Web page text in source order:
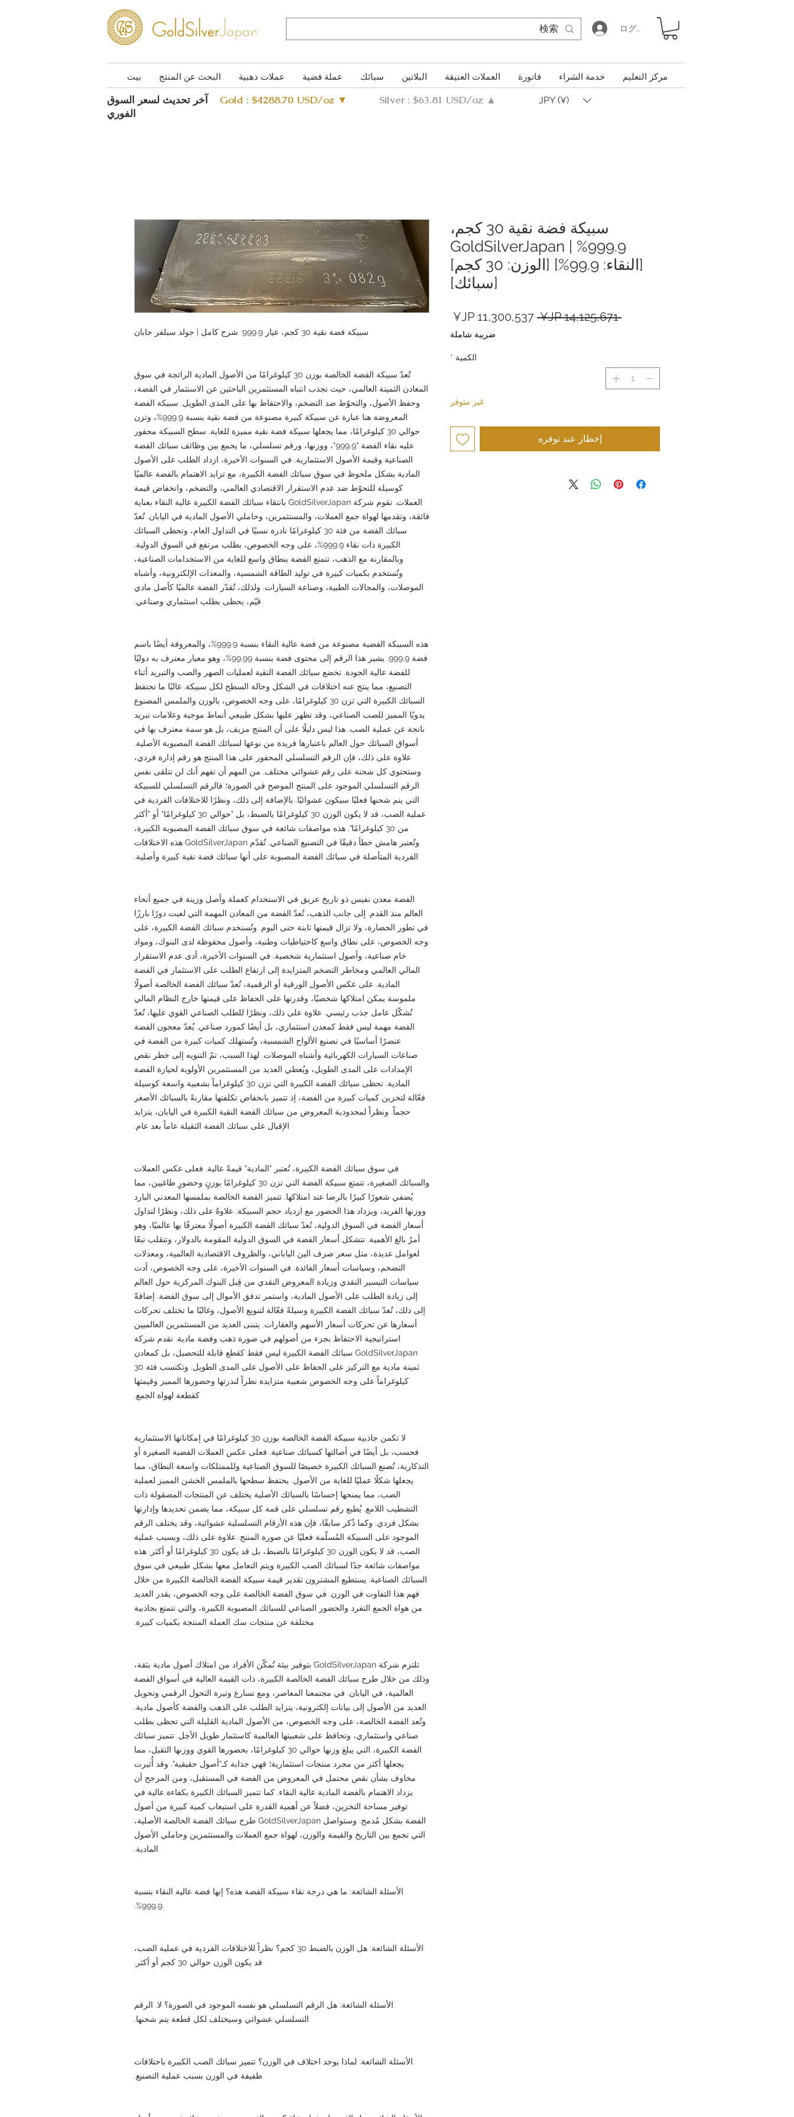
ログイン
بيت البحث عن المنتج عملات ذهبية عملة فضية سبائك البلاتين العملات العتيقة فاتورة خدمة الشراء مركز التعليم
آخر تحديث لسعر السوق
الفوري
Gold : $4288.70 USD/oz ▼ Silver : $63.81 USD/oz ▲ JPY (¥)
سبيكة فضة نقية 30 كجم، عيار 999.9: شرح كامل | جولد سيلفر جابان
تُعدّ سبيكة الفضة الخالصة بوزن 30 كيلوغرامًا من الأصول المادية الرائجة في سوق
المعادن الثمينة العالمي، حيث تجذب انتباه المستثمرين الباحثين عن الاستثمار في الفضة،
وحفظ الأصول، والتحوّط ضد التضخم، والاحتفاظ بها على المدى الطويل. سبيكة الفضة
المعروضة هنا عبارة عن سبيكة كبيرة مصنوعة من فضة نقية بنسبة 999.9%، وتزن
حوالي 30 كيلوغرامًا، مما يجعلها سبيكة فضة نقية مميزة للغاية. سطح السبيكة محفور
عليه نقاء الفضة "999.9"، ووزنها، ورقم تسلسلي، ما يجمع بين وظائف سبائك الفضة
الصناعية وقيمة الأصول الاستثمارية. في السنوات الأخيرة، ازداد الطلب على الأصول
المادية بشكل ملحوظ في سوق سبائك الفضة الكبيرة، مع تزايد الاهتمام بالفضة عالميًا
كوسيلة للتحوّط ضد عدم الاستقرار الاقتصادي العالمي، والتضخم، وانخفاض قيمة
العملات. تقوم شركة GoldSilverJapan بانتقاء سبائك الفضة الكبيرة عالية النقاء بعناية
فائقة، وتقدمها لهواة جمع العملات، والمستثمرين، وحاملي الأصول المادية في اليابان. تُعدّ
سبائك الفضة من فئة 30 كيلوغرامًا نادرة نسبيًا في التداول العام، وتحظى السبائك
الكبيرة ذات نقاء 999.9%، على وجه الخصوص، بطلب مرتفع في السوق الدولية.
وبالمقارنة مع الذهب، تتمتع الفضة بنطاق واسع للغاية من الاستخدامات الصناعية،
وتُستخدم بكميات كبيرة في توليد الطاقة الشمسية، والمعدات الإلكترونية، وأشباه
الموصلات، والمجالات الطبية، وصناعة السيارات. ولذلك، تُقدّر الفضة عالميًا كأصل مادي
قيّم، يحظى بطلب استثماري وصناعي.
هذه السبيكة الفضية مصنوعة من فضة عالية النقاء بنسبة 999.9%، والمعروفة أيضًا باسم
فضة 999.9. يشير هذا الرقم إلى محتوى فضة بنسبة 99.99%، وهو معيار معترف به دوليًا
للفضة عالية الجودة. تخضع سبائك الفضة النقية لعمليات الصهر والصب والتبريد أثناء
التصنيع، مما ينتج عنه اختلافات في الشكل وحالة السطح لكل سبيكة. غالبًا ما تحتفظ
السبائك الكبيرة التي تزن 30 كيلوغرامًا، على وجه الخصوص، بالوزن والملمس المصنوع
يدويًا المميز للصب الصناعي، وقد تظهر عليها بشكل طبيعي أنماط موجية وعلامات تبريد
ناتجة عن عملية الصب. هذا ليس دليلًا على أن المنتج مزيف، بل هو سمة معترف بها في
أسواق السبائك حول العالم باعتبارها فريدة من نوعها لسبائك الفضة المصبوبة الأصلية.
علاوة على ذلك، فإن الرقم التسلسلي المحفور على هذا المنتج هو رقم إدارة فردي،
وستحتوي كل شحنة على رقم عشوائي مختلف. من المهم أن تفهم أنك لن تتلقى نفس
الرقم التسلسلي الموجود على المنتج الموضح في الصورة؛ فالرقم التسلسلي للسبيكة
التي يتم شحنها فعليًا سيكون عشوائيًا. بالإضافة إلى ذلك، ونظرًا للاختلافات الفردية في
عملية الصب، قد لا يكون الوزن 30 كيلوغرامًا بالضبط، بل "حوالي 30 كيلوغرامًا" أو "أكثر
من 30 كيلوغرامًا". هذه مواصفات شائعة في سوق سبائك الفضة المصبوبة الكبيرة،
وتُعتبر هامش خطأ دقيقًا في التصنيع الصناعي. تُقدّم GoldSilverJapan هذه الاختلافات
الفردية المتأصلة في سبائك الفضة المصبوبة على أنها سبائك فضة نقية كبيرة وأصلية.
الفضة معدن نفيس ذو تاريخ عريق في الاستخدام كعملة وأصل وزينة في جميع أنحاء
العالم منذ القدم. إلى جانب الذهب، تُعدّ الفضة من المعادن المهمة التي لعبت دورًا بارزًا
في تطور الحضارة، ولا تزال قيمتها ثابتة حتى اليوم. وتُستخدم سبائك الفضة الكبيرة، على
وجه الخصوص، على نطاق واسع كاحتياطيات وطنية، وأصول محفوظة لدى البنوك، ومواد
خام صناعية، وأصول استثمارية شخصية. في السنوات الأخيرة، أدى عدم الاستقرار
المالي العالمي ومخاطر التضخم المتزايدة إلى ارتفاع الطلب على الاستثمار في الفضة
المادية. على عكس الأصول الورقية أو الرقمية، تُعدّ سبائك الفضة الخالصة أصولًا
ملموسة يمكن امتلاكها شخصيًا، وقدرتها على الحفاظ على قيمتها خارج النظام المالي
تُشكّل عامل جذب رئيسي. علاوة على ذلك، ونظرًا للطلب الصناعي القوي عليها، تُعدّ
الفضة مهمة ليس فقط كمعدن استثماري، بل أيضًا كمورد صناعي. يُعدّ معجون الفضة
عنصرًا أساسيًا في تصنيع الألواح الشمسية، وتُستهلك كميات كبيرة من الفضة في
صناعات السيارات الكهربائية وأشباه الموصلات. لهذا السبب، تمّ التنويه إلى خطر نقص
الإمدادات على المدى الطويل، ويُعطي العديد من المستثمرين الأولوية لحيازة الفضة
المادية. تحظى سبائك الفضة الكبيرة التي تزن 30 كيلوغراماً بشعبية واسعة كوسيلة
فعّالة لتخزين كميات كبيرة من الفضة، إذ تتميز بانخفاض تكلفتها مقارنةً بالسبائك الأصغر
حجماً. ونظراً لمحدودية المعروض من سبائك الفضة النقية الكبيرة في اليابان، يتزايد
الإقبال على سبائك الفضة الثقيلة عاماً بعد عام.
في سوق سبائك الفضة الكبيرة، تُعتبر "المادية" قيمةً عالية. فعلى عكس العملات
والسبائك الصغيرة، تتمتع سبيكة الفضة التي تزن 30 كيلوغرامًا بوزنٍ وحضورٍ طاغيين، مما
يُضفي شعورًا كبيرًا بالرضا عند امتلاكها. تتميز الفضة الخالصة بملمسها المعدني البارد
ووزنها الفريد، ويزداد هذا الحضور مع ازدياد حجم السبيكة. علاوةً على ذلك، ونظرًا لتداول
أسعار الفضة في السوق الدولية، تُعدّ سبائك الفضة الكبيرة أصولًا معترفًا بها عالميًا، وهو
أمرٌ بالغ الأهمية. تتشكل أسعار الفضة في السوق الدولية المقومة بالدولار، وتتقلب تبعًا
لعوامل عديدة، مثل سعر صرف الين الياباني، والظروف الاقتصادية العالمية، ومعدلات
التضخم، وسياسات أسعار الفائدة. في السنوات الأخيرة، على وجه الخصوص، أدت
سياسات التيسير النقدي وزيادة المعروض النقدي من قِبل البنوك المركزية حول العالم
إلى زيادة الطلب على الأصول المادية، واستمر تدفق الأموال إلى سوق الفضة. إضافةً
إلى ذلك، تُعدّ سبائك الفضة الكبيرة وسيلةً فعّالة لتنويع الأصول، وغالبًا ما تختلف تحركات
أسعارها عن تحركات أسعار الأسهم والعقارات. يتبنى العديد من المستثمرين العالميين
استراتيجية الاحتفاظ بجزء من أصولهم في صورة ذهب وفضة مادية. تقدم شركة
GoldSilverJapan سبائك الفضة الكبيرة ليس فقط كقطع قابلة للتحصيل، بل كمعادن
ثمينة مادية مع التركيز على الحفاظ على الأصول على المدى الطويل. وتكتسب فئة 30
كيلوغراماً على وجه الخصوص شعبية متزايدة نظراً لندرتها وحضورها المميز وقيمتها
كقطعة لهواة الجمع.
لا تكمن جاذبية سبيكة الفضة الخالصة بوزن 30 كيلوغرامًا في إمكاناتها الاستثمارية
فحسب، بل أيضًا في أصالتها كسبائك صناعية. فعلى عكس العملات الفضية الصغيرة أو
التذكارية، تُصنع السبائك الكبيرة خصيصًا للسوق الصناعية وللممتلكات واسعة النطاق، مما
يجعلها شكلًا عمليًا للغاية من الأصول. يحتفظ سطحها بالملمس الخشن المميز لعملية
الصب، مما يمنحها إحساسًا بالسبائك الأصلية يختلف عن المنتجات المصقولة ذات
التشطيب اللامع. يُطبع رقم تسلسلي على قمة كل سبيكة، مما يضمن تحديدها وإدارتها
بشكل فردي. وكما ذُكر سابقًا، فإن هذه الأرقام التسلسلية عشوائية، وقد يختلف الرقم
الموجود على السبيكة المُسلّمة فعليًا عن صورة المنتج. علاوة على ذلك، وبسبب عملية
الصب، قد لا يكون الوزن 30 كيلوغرامًا بالضبط، بل قد يكون 30 كيلوغرامًا أو أكثر. هذه
مواصفات شائعة جدًا لسبائك الصب الكبيرة ويتم التعامل معها بشكل طبيعي في سوق
السبائك الصناعية. يستطيع المشترون تقدير قيمة سبيكة الفضة الخالصة الكبيرة من خلال
فهم هذا التفاوت في الوزن. في سوق الفضة الخالصة على وجه الخصوص، يقدر العديد
من هواة الجمع التفرد والحضور الصناعي للسبائك المصبوبة الكبيرة، والتي تتمتع بجاذبية
مختلفة عن منتجات سك العملة المنتجة بكميات كبيرة.
تلتزم شركة GoldSilverJapan بتوفير بيئة تُمكّن الأفراد من امتلاك أصول مادية بثقة،
وذلك من خلال طرح سبائك الفضة الخالصة الكبيرة، ذات القيمة العالية في أسواق الفضة
العالمية، في اليابان. في مجتمعنا المعاصر، ومع تسارع وتيرة التحول الرقمي وتحويل
العديد من الأصول إلى بيانات إلكترونية، يتزايد الطلب على الذهب والفضة كأصول مادية.
وتُعد الفضة الخالصة، على وجه الخصوص، من الأصول المادية القليلة التي تحظى بطلب
صناعي واستثماري، وتحافظ على شعبيتها العالمية كاستثمار طويل الأجل. تتميز سبائك
الفضة الكبيرة، التي يبلغ وزنها حوالي 30 كيلوغرامًا، بحضورها القوي ووزنها الثقيل، مما
يجعلها أكثر من مجرد منتجات استثمارية؛ فهي جذابة كـ"أصول حقيقية". وقد أُثيرت
مخاوف بشأن نقص محتمل في المعروض من الفضة في المستقبل، ومن المرجح أن
يزداد الاهتمام بالفضة المادية عالية النقاء. كما تتميز السبائك الكبيرة بكفاءة عالية في
توفير مساحة التخزين، فضلاً عن أهمية القدرة على استيعاب كمية كبيرة من أصول
الفضة بشكل مُدمج. وستواصل GoldSilverJapan طرح سبائك الفضة الخالصة الأصلية،
التي تجمع بين التاريخ والقيمة والوزن، لهواة جمع العملات والمستثمرين وحاملي الأصول
المادية.
الأسئلة الشائعة: ما هي درجة نقاء سبيكة الفضة هذه؟ إنها فضة عالية النقاء بنسبة
999.9%.
الأسئلة الشائعة: هل الوزن بالضبط 30 كجم؟ نظراً للاختلافات الفردية في عملية الصب،
قد يكون الوزن حوالي 30 كجم أو أكثر.
الأسئلة الشائعة: هل الرقم التسلسلي هو نفسه الموجود في الصورة؟ لا. الرقم
التسلسلي عشوائي وسيختلف لكل قطعة يتم شحنها.
الأسئلة الشائعة: لماذا يوجد اختلاف في الوزن؟ تتميز سبائك الصب الكبيرة باختلافات
طفيفة في الوزن بسبب عملية التصنيع.
سبيكة فضة نقية 30 كجم،
999.9% | GoldSilverJapan
[النقاء: 99.9%] [الوزن: 30 كجم]
[سبائك]
‏14,125,671 JP¥
سعر
البيعضريبة شاملة
الكمية *
غير متوفر
إخطار عند توفره